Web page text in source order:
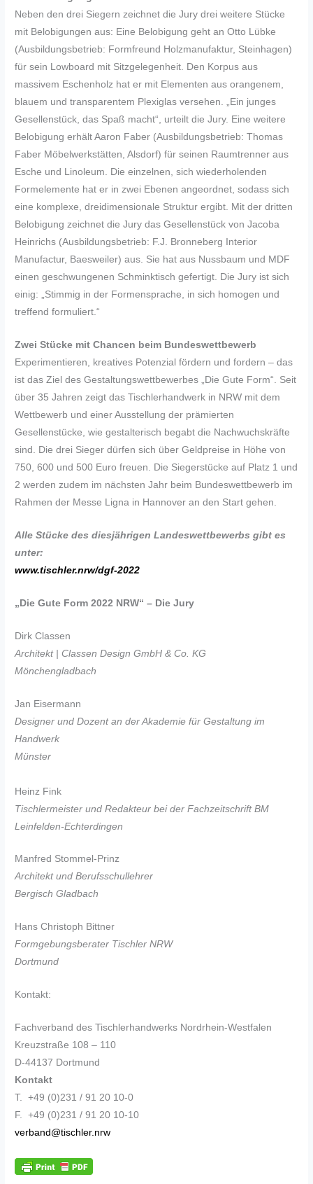
Neben den drei Siegern zeichnet die Jury drei weitere Stücke
mit Belobigungen aus: Eine Belobigung geht an Otto Lübke
(Ausbildungsbetrieb: Formfreund Holzmanufaktur, Steinhagen)
für sein Lowboard mit Sitzgelegenheit. Den Korpus aus
massivem Eschenholz hat er mit Elementen aus orangenem,
blauem und transparentem Plexiglas versehen. „Ein junges
Gesellenstück, das Spaß macht“, urteilt die Jury. Eine weitere
Belobigung erhält Aaron Faber (Ausbildungsbetrieb: Thomas
Faber Möbelwerkstätten, Alsdorf) für seinen Raumtrenner aus
Esche und Linoleum. Die einzelnen, sich wiederholenden
Formelemente hat er in zwei Ebenen angeordnet, sodass sich
eine komplexe, dreidimensionale Struktur ergibt. Mit der dritten
Belobigung zeichnet die Jury das Gesellenstück von Jacoba
Heinrichs (Ausbildungsbetrieb: F.J. Bronneberg Interior
Manufactur, Baesweiler) aus. Sie hat aus Nussbaum und MDF
einen geschwungenen Schminktisch gefertigt. Die Jury ist sich
einig: „Stimmig in der Formensprache, in sich homogen und
treffend formuliert.“
Zwei Stücke mit Chancen beim Bundeswettbewerb
Experimentieren, kreatives Potenzial fördern und fordern – das
ist das Ziel des Gestaltungswettbewerbes „Die Gute Form“. Seit
über 35 Jahren zeigt das Tischlerhandwerk in NRW mit dem
Wettbewerb und einer Ausstellung der prämierten
Gesellenstücke, wie gestalterisch begabt die Nachwuchskräfte
sind. Die drei Sieger dürfen sich über Geldpreise in Höhe von
750, 600 und 500 Euro freuen. Die Siegerstücke auf Platz 1 und
2 werden zudem im nächsten Jahr beim Bundeswettbewerb im
Rahmen der Messe Ligna in Hannover an den Start gehen.
Alle Stücke des diesjährigen Landeswettbewerbs gibt es
unter:
www.tischler.nrw/dgf-2022
„Die Gute Form 2022 NRW“ – Die Jury
Dirk Classen
Architekt | Classen Design GmbH & Co. KG
Mönchengladbach
Jan Eisermann
Designer und Dozent an der Akademie für Gestaltung im
Handwerk
Münster
Heinz Fink
Tischlermeister und Redakteur bei der Fachzeitschrift BM
Leinfelden-Echterdingen
Manfred Stommel-Prinz
Architekt und Berufsschullehrer
Bergisch Gladbach
Hans Christoph Bittner
Formgebungsberater Tischler NRW
Dortmund
Kontakt:
Fachverband des Tischlerhandwerks Nordrhein-Westfalen
Kreuzstraße 108 – 110
D-44137 Dortmund
Kontakt
T. +49 (0)231 / 91 20 10-0
F. +49 (0)231 / 91 20 10-10
verband@tischler.nrw